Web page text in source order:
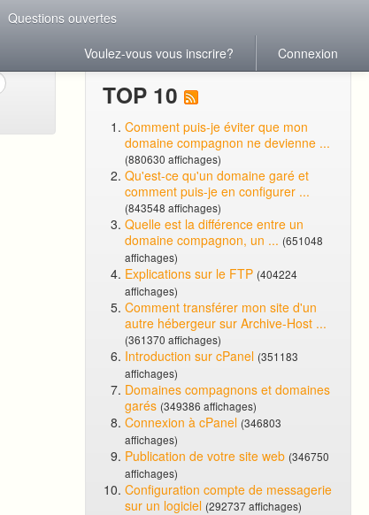
Questions ouvertes
Voulez-vous vous inscrire?
Connexion
TOP 10
Comment puis-je éviter que mon
domaine compagnon ne devienne ...
(880630 affichages)
Qu'est-ce qu'un domaine garé et
comment puis-je en configurer ...
(843548 affichages)
Quelle est la différence entre un
domaine compagnon, un ... (651048
affichages)
Explications sur le FTP (404224
affichages)
Comment transférer mon site d'un
autre hébergeur sur Archive-Host ...
(361370 affichages)
Introduction sur cPanel (351183
affichages)
Domaines compagnons et domaines
garés (349386 affichages)
Connexion à cPanel (346803
affichages)
Publication de votre site web (346750
affichages)
Configuration compte de messagerie
sur un logiciel (292737 affichages)